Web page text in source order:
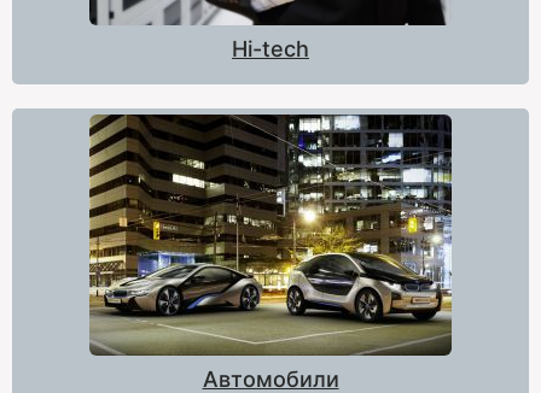
Hi-tech
Автомобили